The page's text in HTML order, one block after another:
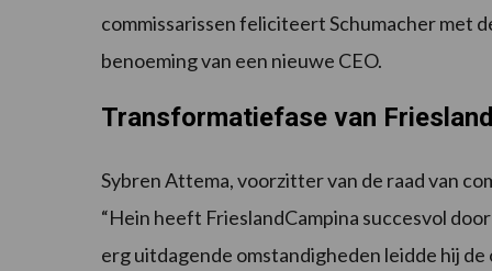
commissarissen feliciteert Schumacher met
benoeming van een nieuwe CEO.
Transformatiefase van
Sybren Attema, voorzitter van de raad van
“Hein heeft FrieslandCampina succesvol
erg uitdagende omstandigheden leidde hij